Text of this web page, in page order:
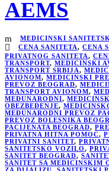
AEMS
MEDICINSKI
CENA SANITETA, CENA
PRIVATNOG SANITETA,
TRANSPORT, MEDICINSKI
TRANSPORT SRBIJA,
AVIONOM, MEDICINSKI
PREVOZ BEOGRAD,
TRANSPORT AVIONOM,
MEĐUNARODNI,
OBEZBEĐENJE,
MEĐUNARODNI PREVOZ
PREVOZ BOLESNIKA
PACIJENATA BEOGRAD,
PRIVATNA HITNA POMOĆ,
PRIVATNI SANITET,
SANITETSKO VOZILO,
SANITET BEOGRAD,
SANITET SA MEDICINSKIM
ZA DIJALIZU, SANITETSKI